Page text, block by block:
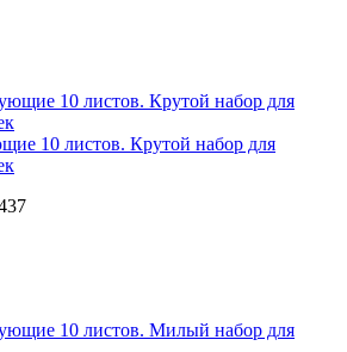
10 листов. Крутой набор для